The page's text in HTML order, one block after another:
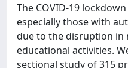
The COVID-19
especially those with
due to the disruption in
educational activities.
sectional study of 315